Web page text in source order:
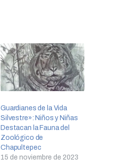
Guardianes de la Vida
Silvestre»: Niños y Niñas
Destacan la Fauna del
Zoológico de
Chapultepec
15 de noviembre de 2023